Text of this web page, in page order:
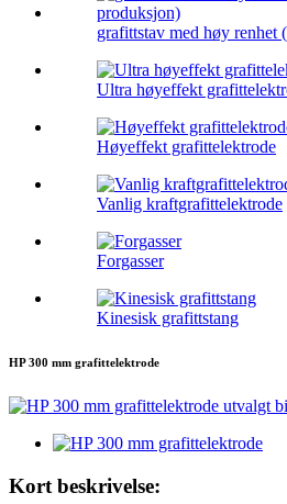
grafittstav med høy renhet
Ultra høyeffekt
Høyeffekt grafittelektrode
Vanlig kraftgrafittelektrode
Forgasser
Kinesisk grafittstang
HP 300 mm grafittelektrode
Kort beskrivelse: